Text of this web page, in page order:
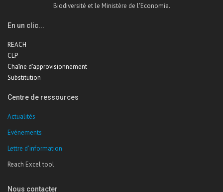
Biodiversité et le Ministère de l'Economie.
En un clic...
REACH
CLP
Chaîne d'approvisionnement
Substitution
Centre de ressources
Actualités
Evénements
Lettre d'information
Reach Excel tool
Nous contacter